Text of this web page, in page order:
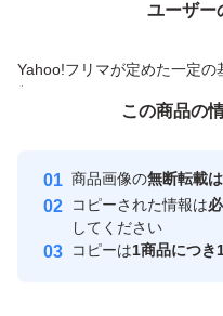
ユーザー
Yahoo!フリマが定めた一定
付与しています
安心取引出品者
取引実績
価格の相談
この商品の
商品画像の無断転載
コピーされた情報は
してください
コピーは1商品につき
この商品をみている人に